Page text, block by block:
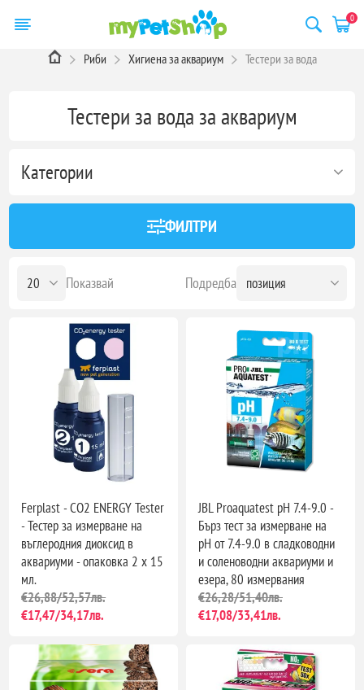
0
Риби Хигиена за аквариум Тестери за вода
Тестери за вода за аквариум
Категории
ФИЛТРИ
Подредба
Показвай
Ferplast - CO2 ENERGY Tester
- Тестер за измерване на
въглеродния диоксид в
аквариуми - опаковка 2 х 15
мл.
€26,88/52,57лв.
€17,47/34,17лв.
JBL Proaquatest pH 7.4-9.0 -
Бърз тест за измерване на
pH от 7.4-9.0 в сладководни
и соленоводни аквариуми и
езера, 80 измервания
€26,28/51,40лв.
€17,08/33,41лв.